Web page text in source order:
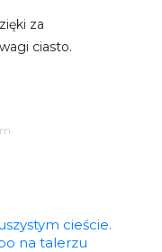
za
ciasto.
cieście.
na talerzu